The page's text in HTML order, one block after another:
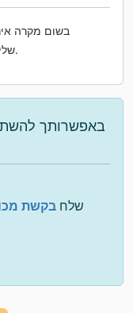
בשום מקרה
שלנו.
באפשרותך
שלח בקשת